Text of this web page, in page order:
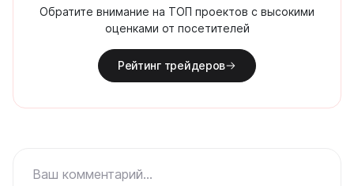
Обратите внимание на ТОП проектов с высокими
оценками от посетителей
Рейтинг трейдеров
Ваш комментарий...